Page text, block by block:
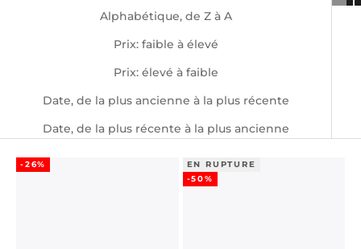
Alphabétique, de Z à A
Prix: faible à élevé
Prix: élevé à faible
Date, de la plus ancienne à la plus récente
Date, de la plus récente à la plus ancienne
-26%
EN RUPTURE
-50%